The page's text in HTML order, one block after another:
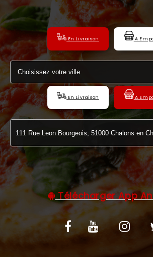
VOS AVIS
MENTIONS LÉGALES
C.G.V
En Livraison A
En Livraison A
Télécharger App